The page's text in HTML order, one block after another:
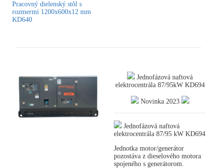
Pracovný dielenský stôl s
rozmermi 1200x600x12 mm
KD640
Jednofázová naftová
elektrocentrála 87/95kW KD694
Novinka 2023
Jednofázová naftová
elektrocentrála 87/95 kW KD694
Jednotka motor/generátor
pozostáva z dieselového motora
spojeného s generátorom.